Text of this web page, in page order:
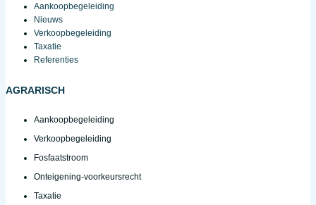
Aankoopbegeleiding
Nieuws
Verkoopbegeleiding
Taxatie
Referenties
AGRARISCH
Aankoopbegeleiding
Verkoopbegeleiding
Fosfaatstroom
Onteigening-voorkeursrecht
Taxatie